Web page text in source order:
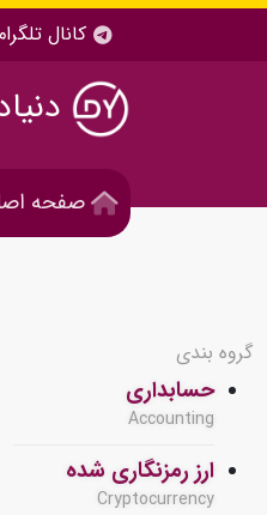
کانال
صفحه
گروه بندی
حسابداری
Accounting
ارز رمزنگاری شده
Cryptocurrency